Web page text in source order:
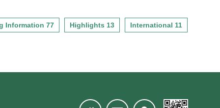
Information 77 Highlights 13 International 11